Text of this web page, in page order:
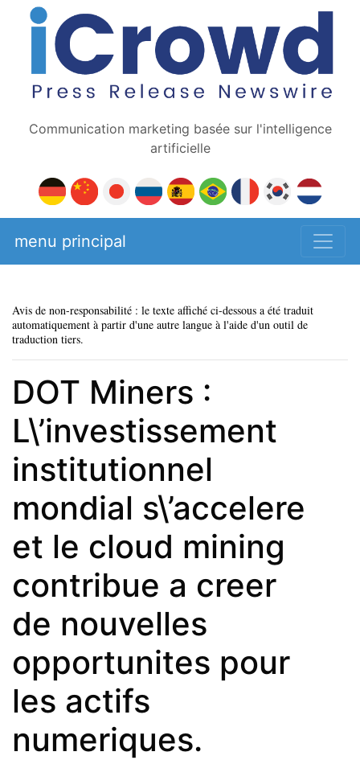
Communication marketing basée sur l'intelligence
artificielle
menu principal
Avis de non-responsabilité : le texte affiché ci-dessous a été traduit
automatiquement à partir d'une autre langue à l'aide d'un outil de
traduction tiers.
DOT Miners :
L\’investissement
institutionnel
mondial s\’accelere
et le cloud mining
contribue a creer
de nouvelles
opportunites pour
les actifs
numeriques.